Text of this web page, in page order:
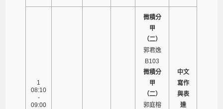
1
08:10
-
09:00
微積分
甲
（二）
郭君逸
B103
微積分
甲
（二）
郭庭榕
中文
寫作
與表
達